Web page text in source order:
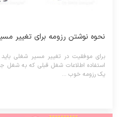
نحوه نوشتن رزومه برای تغییر
برای موفقیت در تغییر مسیر شغلی
استفاده اطلاعات شغل قبلی که به شغل
یک رزومه خوب ...